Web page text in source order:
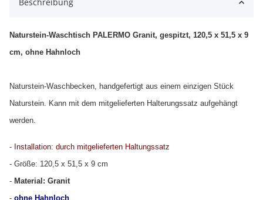
Naturstein-Waschtisch PALERMO Granit, gespitzt, 120,5 x 51,5 x 9
cm, ohne Hahnloch
Naturstein-Waschbecken, handgefertigt aus einem einzigen Stück
Naturstein. Kann mit dem mitgelieferten Halterungssatz aufgehängt
werden.
- Installation: durch mitgelieferten Haltungssatz
- Größe: 120,5 x 51,5 x 9 cm
- Material: Granit
- ohne Hahnloch